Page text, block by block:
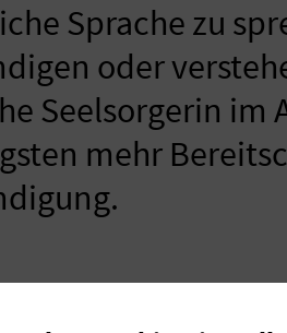
Sprache zu
oder
Seelsorgerin im
mehr
es schon einmal erlebt: